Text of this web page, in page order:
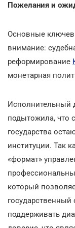
Пожелания и
Основные
внимание:
реформирование
монетарная
Исполнительный
подытожила, что
государства
институции. Так
«формат»
который
государственный
поддерживать